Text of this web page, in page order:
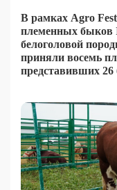
В рамках Agro
племенных быков
белоголовой
приняли восемь
представивших 26